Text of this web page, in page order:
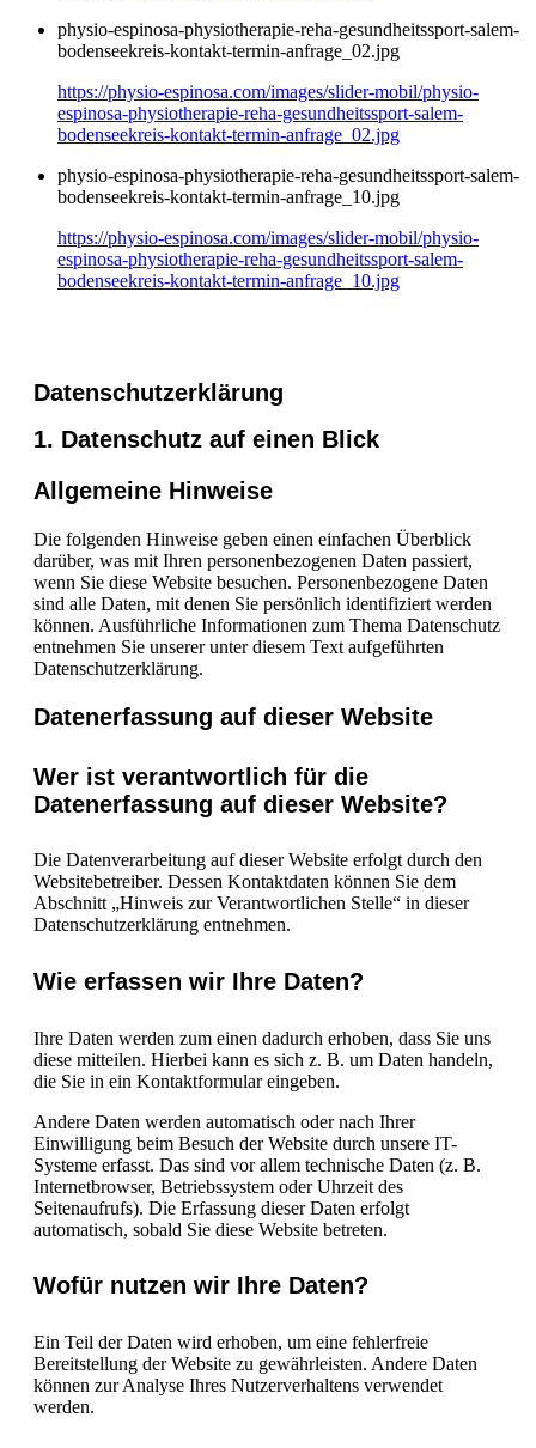
physio-espinosa-physiotherapie-reha-gesundheitssport-salem-
bodenseekreis-kontakt-termin-anfrage_02.jpg
https://physio-espinosa.com/images/slider-mobil/physio-
espinosa-physiotherapie-reha-gesundheitssport-salem-
bodenseekreis-kontakt-termin-anfrage_02.jpg
physio-espinosa-physiotherapie-reha-gesundheitssport-salem-
bodenseekreis-kontakt-termin-anfrage_10.jpg
https://physio-espinosa.com/images/slider-mobil/physio-
espinosa-physiotherapie-reha-gesundheitssport-salem-
bodenseekreis-kontakt-termin-anfrage_10.jpg
Datenschutz­erklärung
1. Datenschutz auf einen Blick
Allgemeine Hinweise
Die folgenden Hinweise geben einen einfachen Überblick
darüber, was mit Ihren personenbezogenen Daten passiert,
wenn Sie diese Website besuchen. Personenbezogene Daten
sind alle Daten, mit denen Sie persönlich identifiziert werden
können. Ausführliche Informationen zum Thema Datenschutz
entnehmen Sie unserer unter diesem Text aufgeführten
Datenschutzerklärung.
Datenerfassung auf dieser Website
Wer ist verantwortlich für die
Datenerfassung auf dieser Website?
Die Datenverarbeitung auf dieser Website erfolgt durch den
Websitebetreiber. Dessen Kontaktdaten können Sie dem
Abschnitt „Hinweis zur Verantwortlichen Stelle“ in dieser
Datenschutzerklärung entnehmen.
Wie erfassen wir Ihre Daten?
Ihre Daten werden zum einen dadurch erhoben, dass Sie uns
diese mitteilen. Hierbei kann es sich z. B. um Daten handeln,
die Sie in ein Kontaktformular eingeben.
Andere Daten werden automatisch oder nach Ihrer
Einwilligung beim Besuch der Website durch unsere IT-
Systeme erfasst. Das sind vor allem technische Daten (z. B.
Internetbrowser, Betriebssystem oder Uhrzeit des
Seitenaufrufs). Die Erfassung dieser Daten erfolgt
automatisch, sobald Sie diese Website betreten.
Wofür nutzen wir Ihre Daten?
Ein Teil der Daten wird erhoben, um eine fehlerfreie
Bereitstellung der Website zu gewährleisten. Andere Daten
können zur Analyse Ihres Nutzerverhaltens verwendet
werden.